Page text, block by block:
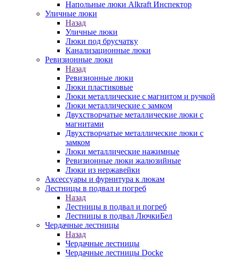
Напольные люки Alkraft Инспектор
Уличные люки
Назад
Уличные люки
Люки под брусчатку
Канализационные люки
Ревизионные люки
Назад
Ревизионные люки
Люки пластиковые
Люки металлические с магнитом и ручкой
Люки металлические с замком
Двухстворчатые металлические люки с
магнитами
Двухстворчатые металлические люки с
замком
Люки металлические нажимные
Ревизионные люки жалюзийные
Люки из нержавейки
Аксессуары и фурнитура к люкам
Лестницы в подвал и погреб
Назад
Лестницы в подвал и погреб
Лестницы в подвал ЛючкиБел
Чердачные лестницы
Назад
Чердачные лестницы
Чердачные лестницы Docke